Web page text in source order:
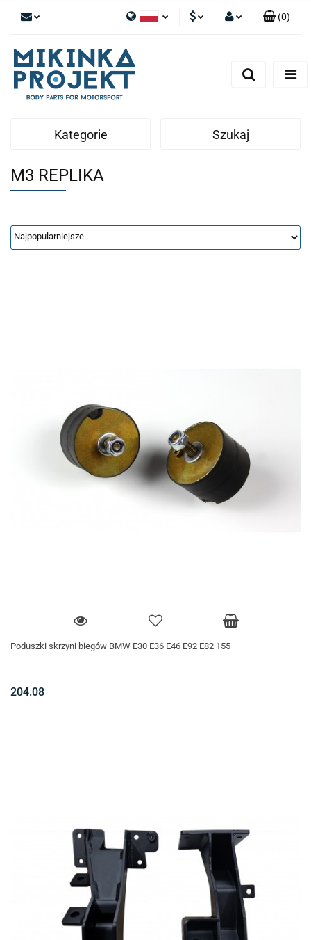
Polski
English
(0)
Kategorie Szukaj
M3 REPLIKA
Poduszki skrzyni biegów BMW E30 E36 E46 E92 E82 155
204.08